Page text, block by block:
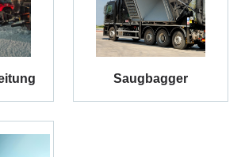
Saugbagger